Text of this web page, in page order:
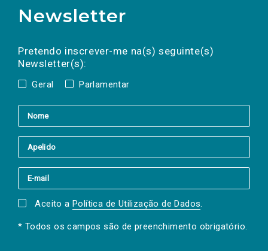
Newsletter
Pretendo inscrever-me na(s) seguinte(s)
Newsletter(s):
Geral Parlamentar
a(s) newsletter(s).
mail
Aceito a Política de Utilização de Dados.
* Todos os campos são de preenchimento obrigatório.